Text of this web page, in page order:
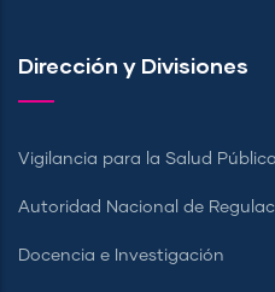
Dirección y Divisiones
Vigilancia para la Salud Pública
Autoridad Nacional de
Docencia e Investigación